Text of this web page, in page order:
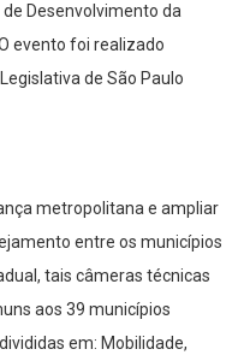
Desenvolvimento da
evento foi realizado
de São Paulo
metropolitana e ampliar
entre os municípios
tais câmeras técnicas
aos 39 municípios
em: Mobilidade,